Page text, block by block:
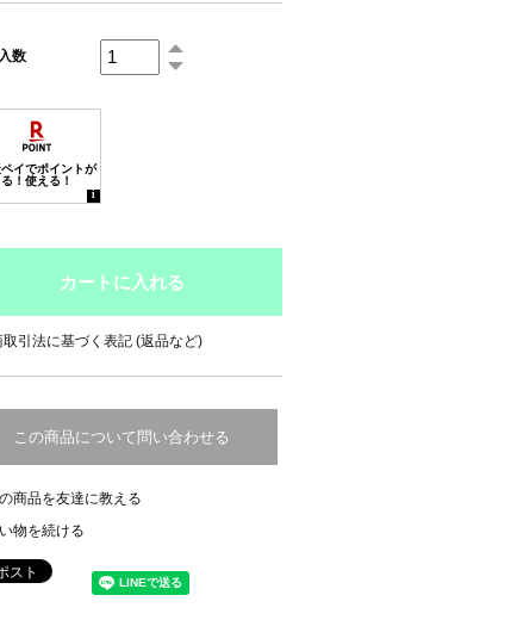
数
取引法に基づく表記 (返品など)
この商品について問い合わせる
商品を友達に教える
物を続ける